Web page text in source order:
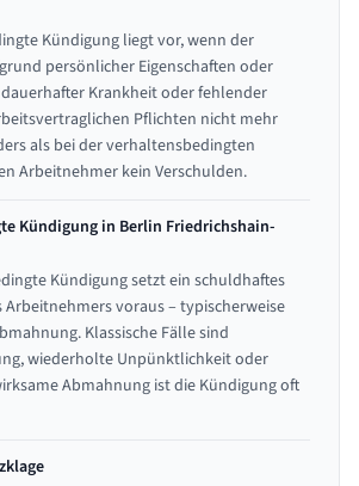
Kündigung liegt vor, wenn der
persönlicher Eigenschaften oder
Krankheit oder fehlender
Pflichten nicht mehr
als bei der verhaltensbedingten
Arbeitnehmer kein Verschulden.
Kündigung in Berlin Friedrichshain-
Kündigung setzt ein schuldhaftes
voraus – typischerweise
Klassische Fälle sind
wiederholte Unpünktlichkeit oder
Abmahnung ist die Kündigung oft